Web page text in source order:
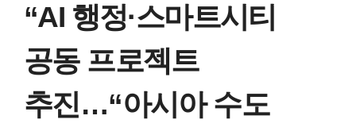
“AI 행정·스마트시티
공동 프로젝트
추진…“아시아 수도